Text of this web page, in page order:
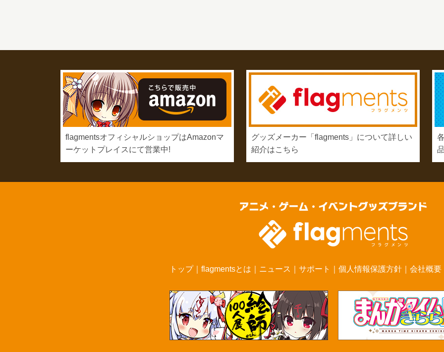
flagmentsオフィシャルショップはAmazonマ
ーケットプレイスにて営業中!
グッズメーカー「flagments」について詳しい
紹介はこちら
トップ｜ flagmentsとは ニュース サポート 個人情報保護方針｜ 会社概要